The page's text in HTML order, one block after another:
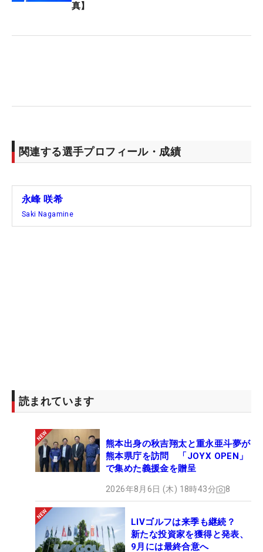
言があった。これが永峰のターニングポイントだっ
た。
真】
関連する選手プロフィール・成績
永峰 咲希
Saki Nagamine
読まれています
熊本出身の秋吉翔太と重永亜斗夢が
熊本県庁を訪問 「JOYX OPEN」
で集めた義援金を贈呈
2026年8月6日 (木) 18時43分 8
LIVゴルフは来季も継続？
新たな投資家を獲得と発表、
9月には最終合意へ